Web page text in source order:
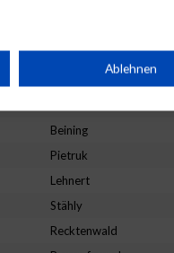
Scherer
Beining
Pietruk
Lehnert
Stähly
Recktenwald
auf einem
Werbung
personalisierter Werbung
Ablehnen